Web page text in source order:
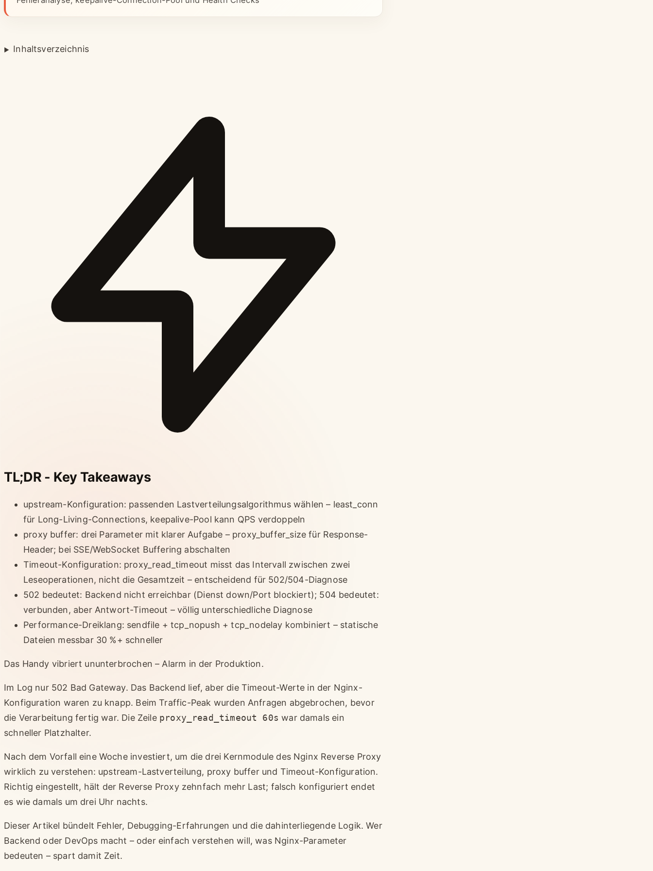
Inhaltsverzeichnis
TL;DR - Key Takeaways
upstream-Konfiguration: passenden Lastverteilungsalgorithmus wählen – least_conn
für Long-Living-Connections, keepalive-Pool kann QPS verdoppeln
proxy buffer: drei Parameter mit klarer Aufgabe – proxy_buffer_size für Response-
Header; bei SSE/WebSocket Buffering abschalten
Timeout-Konfiguration: proxy_read_timeout misst das Intervall zwischen zwei
Leseoperationen, nicht die Gesamtzeit – entscheidend für 502/504-Diagnose
502 bedeutet: Backend nicht erreichbar (Dienst down/Port blockiert); 504 bedeutet:
verbunden, aber Antwort-Timeout – völlig unterschiedliche Diagnose
Performance-Dreiklang: sendfile + tcp_nopush + tcp_nodelay kombiniert – statische
Dateien messbar 30 %+ schneller
Das Handy vibriert ununterbrochen – Alarm in der Produktion.
Im Log nur 502 Bad Gateway. Das Backend lief, aber die Timeout-Werte in der Nginx-
Konfiguration waren zu knapp. Beim Traffic-Peak wurden Anfragen abgebrochen, bevor
die Verarbeitung fertig war. Die Zeile proxy_read_timeout 60s war damals ein
schneller Platzhalter.
Nach dem Vorfall eine Woche investiert, um die drei Kernmodule des Nginx Reverse Proxy
wirklich zu verstehen: upstream-Lastverteilung, proxy buffer und Timeout-Konfiguration.
Richtig eingestellt, hält der Reverse Proxy zehnfach mehr Last; falsch konfiguriert endet
es wie damals um drei Uhr nachts.
Dieser Artikel bündelt Fehler, Debugging-Erfahrungen und die dahinterliegende Logik. Wer
Backend oder DevOps macht – oder einfach verstehen will, was Nginx-Parameter
bedeuten – spart damit Zeit.